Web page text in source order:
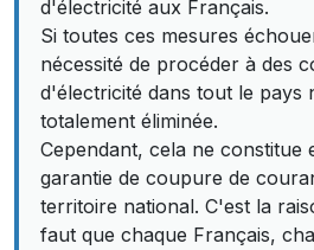
d'électricité aux Français.
Si toutes ces mesures
nécessité de procéder à des
d'électricité dans tout le pays
totalement éliminée.
Cependant, cela ne constitue
garantie de coupure de
territoire national. C'est la
faut que chaque Français,